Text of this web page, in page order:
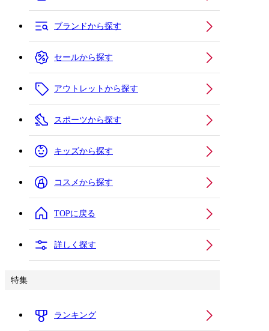
ブランドから探す
セールから探す
アウトレットから探す
スポーツから探す
キッズから探す
コスメから探す
TOPに戻る
詳しく探す
特集
ランキング